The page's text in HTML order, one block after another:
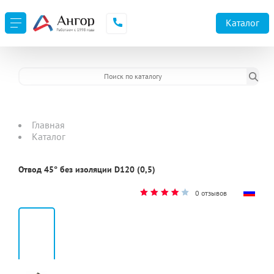
Каталог
Главная
Каталог
Отвод 45° без изоляции D120 (0,5)
0 отзывов